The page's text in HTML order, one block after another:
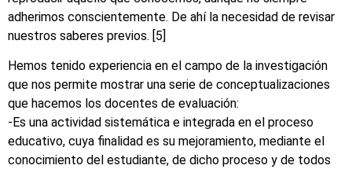
adherimos conscientemente. De ahí la necesidad de revisar
nuestros saberes previos. [5]
Hemos tenido experiencia en el campo de la investigación
que nos permite mostrar una serie de conceptualizaciones
que hacemos los docentes de evaluación:
-Es una actividad sistemática e integrada en el proceso
educativo, cuya finalidad es su mejoramiento, mediante el
conocimiento del estudiante, de dicho proceso y de todos